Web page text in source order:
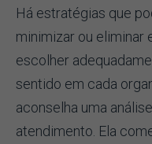
Há estratégias que
minimizar ou eliminar
escolher
sentido em cada
aconselha uma
atendimento. Ela